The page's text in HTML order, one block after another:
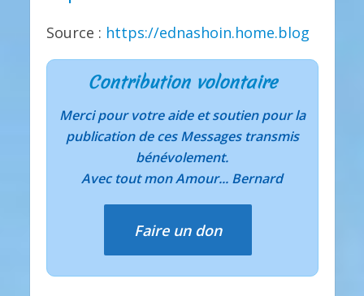
Source : https://ednashoin.home.blog
Contribution volontaire
Merci pour votre aide et soutien pour la
publication de ces Messages transmis
bénévolement.
Avec tout mon Amour... Bernard
Faire un don